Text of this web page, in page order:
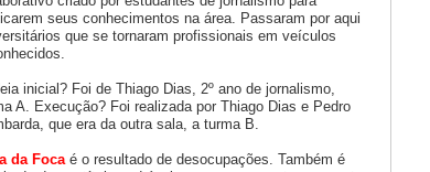
seus conhecimentos na área. Passaram por aqui
que se tornaram profissionais em veículos
inicial? Foi de Thiago Dias, 2º ano de jornalismo,
A. Execução? Foi realizada por Thiago Dias e Pedro
que era da outra sala, a turma B.
da Focaé o resultado de desocupações. Também é